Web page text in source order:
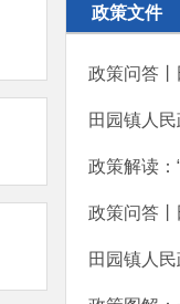
政策文件
政策问答
田园镇人
政策解读：
政策问答丨
田园镇人